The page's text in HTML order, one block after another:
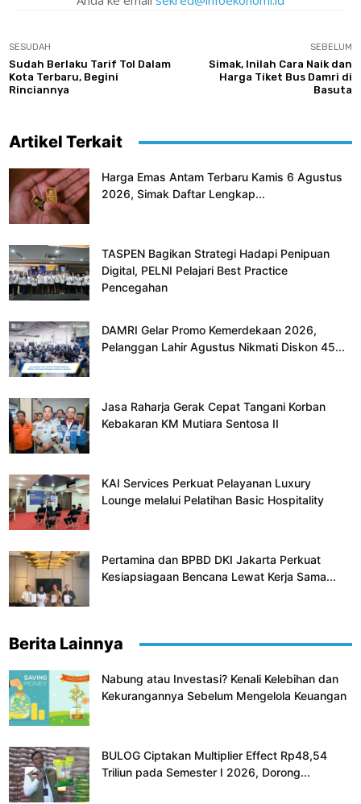
SESUDAH
Sudah Berlaku Tarif Tol Dalam
Kota Terbaru, Begini
Rinciannya
SEBELUM
Simak, Inilah Cara Naik dan
Harga Tiket Bus Damri di
Basuta
Artikel Terkait
Harga Emas Antam Terbaru Kamis 6 Agustus
2026, Simak Daftar Lengkap...
TASPEN Bagikan Strategi Hadapi Penipuan
Digital, PELNI Pelajari Best Practice
Pencegahan
DAMRI Gelar Promo Kemerdekaan 2026,
Pelanggan Lahir Agustus Nikmati Diskon 45...
Jasa Raharja Gerak Cepat Tangani Korban
Kebakaran KM Mutiara Sentosa II
KAI Services Perkuat Pelayanan Luxury
Lounge melalui Pelatihan Basic Hospitality
Pertamina dan BPBD DKI Jakarta Perkuat
Kesiapsiagaan Bencana Lewat Kerja Sama...
Berita Lainnya
Nabung atau Investasi? Kenali Kelebihan dan
Kekurangannya Sebelum Mengelola Keuangan
BULOG Ciptakan Multiplier Effect Rp48,54
Triliun pada Semester I 2026, Dorong...